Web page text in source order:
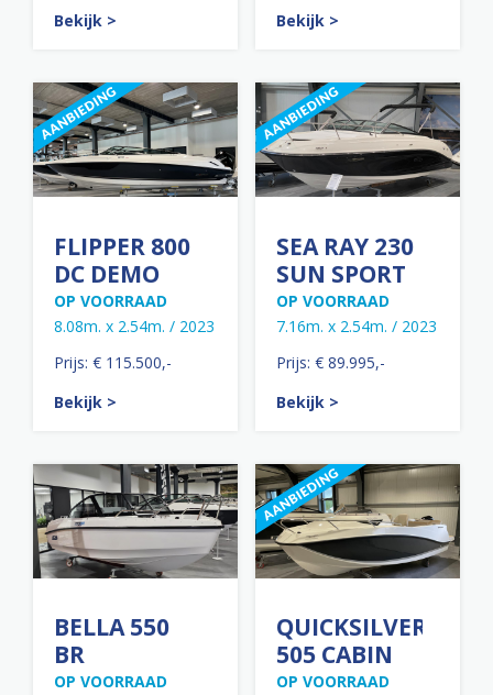
Bekijk >
Bekijk >
FLIPPER 800
DC DEMO
OP VOORRAAD
8.08m. x 2.54m. / 2023
Prijs: € 115.500,-
Bekijk >
SEA RAY 230
SUN SPORT
OP VOORRAAD
7.16m. x 2.54m. / 2023
Prijs: € 89.995,-
Bekijk >
BELLA 550
BR
OP VOORRAAD
QUICKSILVER
505 CABIN
OP VOORRAAD